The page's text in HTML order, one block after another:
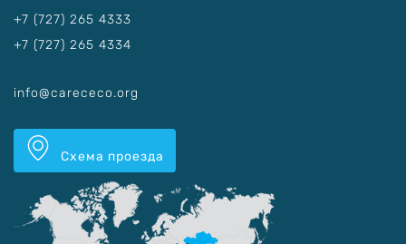
+7 (727) 265 4333
+7 (727) 265 4334
info@carececo.org
Схема проезда